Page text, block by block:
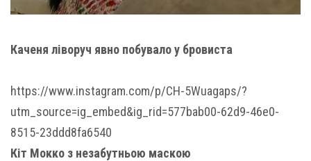
Каченя ліворуч явно побувало у бровиста
https://www.instagram.com/p/CH-5Wuagaps/?
utm_source=ig_embed&ig_rid=577bab00-62d9-46e0-
8515-23ddd8fa6540
Кіт Мокко з незабутньою маскою